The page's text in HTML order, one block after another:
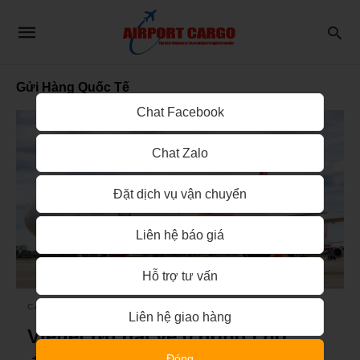
Gửi Hàng Quốc Tế
CÁC HÃNG HÀNG KHÔNG QUỐC TẾ
Vietjet ưu đãi vé 0 đồng cho
Chat Facebook
Chat Zalo
Đặt dịch vụ vận chuyển
Liên hệ báo giá
Hỗ trợ tư vấn
Liên hệ giao hàng